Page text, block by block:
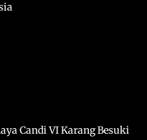
Candi VI Karang Besuki